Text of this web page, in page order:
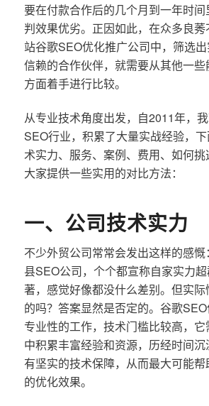
要在付款合作后的几个月到一年时
判效果优劣。正因如此，在众多良
站谷歌SEO优化推广公司中，筛选
信赖的合作伙伴，就需要从其他一
方面着手进行比较。
从专业技术角度出发，自2011年，
SEO行业，积累了大量实战经验，
术实力、服务、案例、费用、如何
大家提供一些实用的对比方法：
一、公司技术实力
不少外贸公司常常会发出这样的感
县SEO公司，个个都宣称自家实力
著，感觉好像都没什么差别。但实
的吗？答案显然是否定的。谷歌
专业性的工作，技术门槛比较高，
中积累丰富经验和资源，历经时间
有坚实的技术保障，从而最大可能
的优化效果。